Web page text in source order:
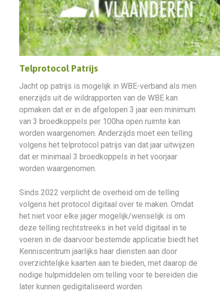
Telprotocol Patrijs
Jacht op patrijs is mogelijk in WBE-verband als men
enerzijds uit de wildrapporten van de WBE kan
opmaken dat er in de afgelopen 3 jaar een minimum
van 3 broedkoppels per 100ha open ruimte kan
worden waargenomen. Anderzijds moet een telling
volgens het telprotocol patrijs van dat jaar uitwijzen
dat er minimaal 3 broedkoppels in het voorjaar
worden waargenomen.
Sinds 2022 verplicht de overheid om de telling
volgens het protocol digitaal over te maken. Omdat
het niet voor elke jager mogelijk/wenselijk is om
deze telling rechtstreeks in het veld digitaal in te
voeren in de daarvoor bestemde applicatie biedt het
Kenniscentrum jaarlijks haar diensten aan door
overzichtelijke kaarten aan te bieden, met daarop de
nodige hulpmiddelen om telling voor te bereiden die
later kunnen gedigitaliseerd worden.